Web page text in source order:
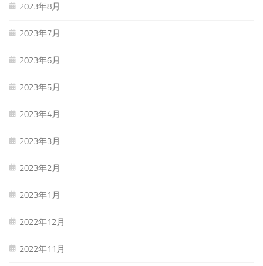
2023年8月
2023年7月
2023年6月
2023年5月
2023年4月
2023年3月
2023年2月
2023年1月
2022年12月
2022年11月